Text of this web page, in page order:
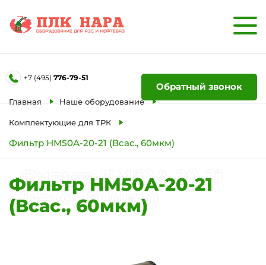
+7 (495) 776-79-51
Обратный звонок
Главная Наше оборудование
Комплектующие для ТРК
Фильтр НМ50А-20-21 (Всас., 60мкм)
Фильтр НМ50А-20-21
(Всас., 60мкм)
Фильтр НМ50А-20-21
(Всас., 60мкм)
Форма обратной связи
Ваше имя
Телефон